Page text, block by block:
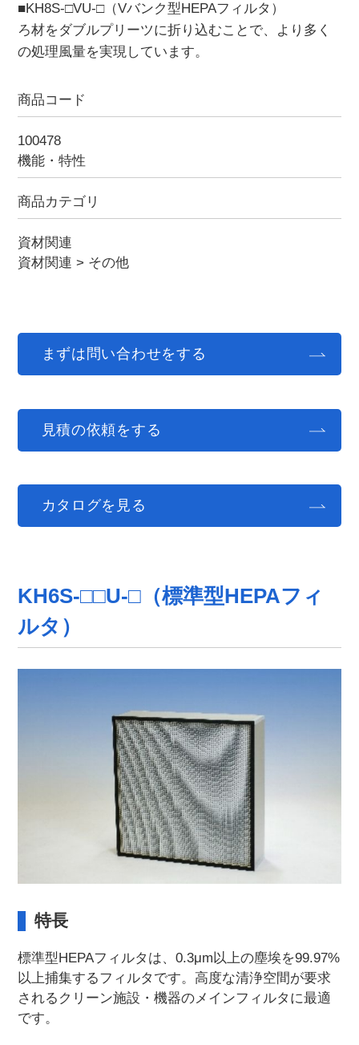
■KH8S-□VU-□（Vバンク型HEPAフィルタ）
ろ材をダブルプリーツに折り込むことで、より多く
の処理風量を実現しています。
商品コード
100478
機能・特性
商品カテゴリ
資材関連
資材関連> その他
まずは問い合わせをする
見積の依頼をする
カタログを見る
KH6S-□□U-□（標準型HEPAフィ
ルタ）
特長
標準型HEPAフィルタは、0.3μm以上の塵埃を99.97%
以上捕集するフィルタです。高度な清浄空間が要求
されるクリーン施設・機器のメインフィルタに最適
です。